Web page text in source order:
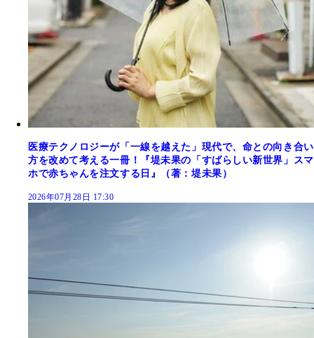
医療テクノロジーが「一線を越えた」現代で、命との向き合い
方を改めて考える一冊！『堤未果の「すばらしい新世界」スマ
ホで赤ちゃんを注文する日』（著：堤未果）
2026年07月28日 17:30